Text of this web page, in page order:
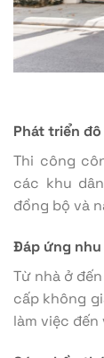
Phát triển
Thi công
các khu
đồng bộ và
Đáp ứng
Từ nhà ở
cấp không
làm việc